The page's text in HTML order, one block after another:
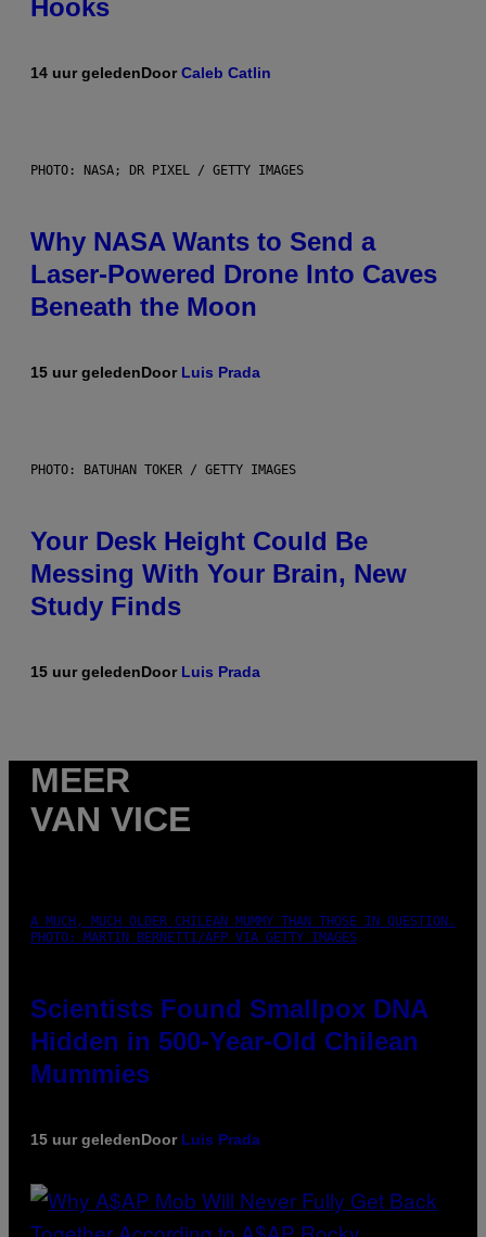
Hooks
14 uur geledenDoorCaleb Catlin
PHOTO: NASA; DR PIXEL / GETTY IMAGES
Why NASA Wants to Send a
Laser-Powered Drone Into Caves
Beneath the Moon
15 uur geledenDoor Luis Prada
PHOTO: BATUHAN TOKER / GETTY IMAGES
Your Desk Height Could Be
Messing With Your Brain, New
Study Finds
15 uur geledenDoor Luis Prada
MEER
VAN VICE
A MUCH, MUCH OLDER CHILEAN MUMMY THAN THOSE IN QUESTION.
PHOTO: MARTIN BERNETTI/AFP VIA GETTY IMAGES
Scientists Found Smallpox DNA
Hidden in 500-Year-Old Chilean
Mummies
15 uur geledenDoor Luis Prada